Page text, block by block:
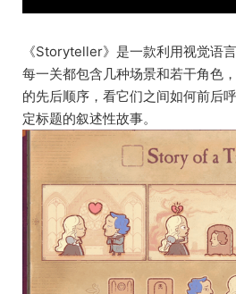
《Storyteller》是一款利用视觉语
每一关都包含几种场景和若干角色
的先后顺序，看它们之间如何前后
定标题的叙述性故事。